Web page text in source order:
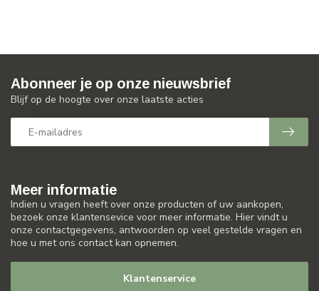
Meer informatie
Indien u vragen heeft over onze producten of uw aankopen,
bezoek onze klantensevice voor meer informatie. Hier vindt u
onze contactgegevens, antwoorden op veel gestelde vragen en
hoe u met ons contact kan opnemen.
Klantenservice
Abonneer je op onze nieuwsbrief
Blijf op de hoogte over onze laatste acties